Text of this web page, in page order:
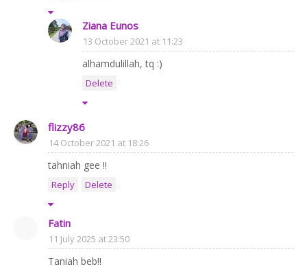
Ziana Eunos
13 October 2021 at 11:23
alhamdulillah, tq :)
Delete
flizzy86
14 October 2021 at 18:26
tahniah gee !!
Reply Delete
Fatin
11 July 2025 at 23:50
Taniah beb!!